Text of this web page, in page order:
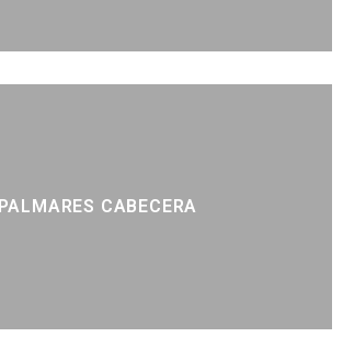
PALMARES CABECERA